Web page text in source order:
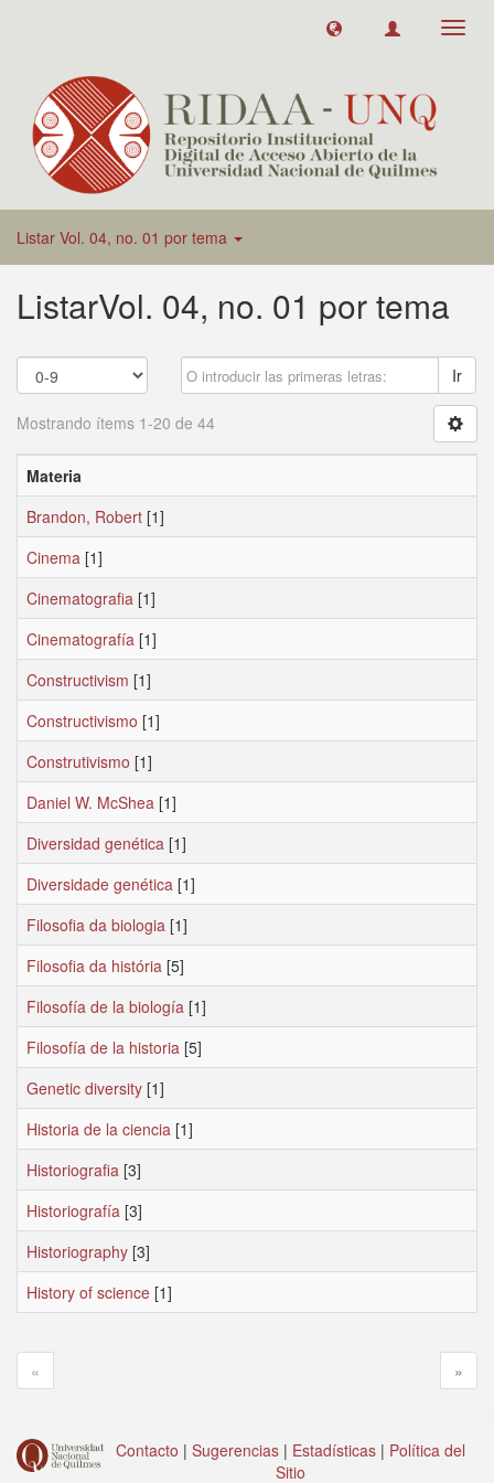
Listar Vol. 04, no. 01 por tema
ListarVol. 04, no. 01 por tema
Ir
Mostrando ítems 1-20 de 44
Materia
Brandon, Robert [1]
Cinema [1]
Cinematografia [1]
Cinematografía [1]
Constructivism [1]
Constructivismo [1]
Construtivismo [1]
Daniel W. McShea [1]
Diversidad genética [1]
Diversidade genética [1]
Filosofia da biologia [1]
Filosofia da história [5]
Filosofía de la biología [1]
Filosofía de la historia [5]
Genetic diversity [1]
Historia de la ciencia [1]
Historiografia [3]
Historiografía [3]
Historiography [3]
History of science [1]
« »
Contacto | Sugerencias | Estadísticas | Política del
Sitio